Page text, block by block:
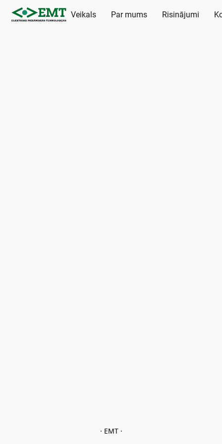
Veikals Par mums Risinājumi
· EMT ·